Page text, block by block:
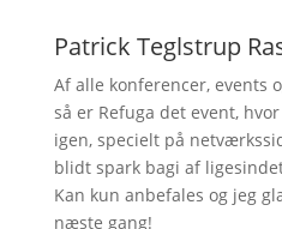
Patrick Teglstrup
Af alle konferencer, events
så er Refuga det event,
igen, specielt på
blidt spark bagi af
Kan kun anbefales og jeg
næste gang!